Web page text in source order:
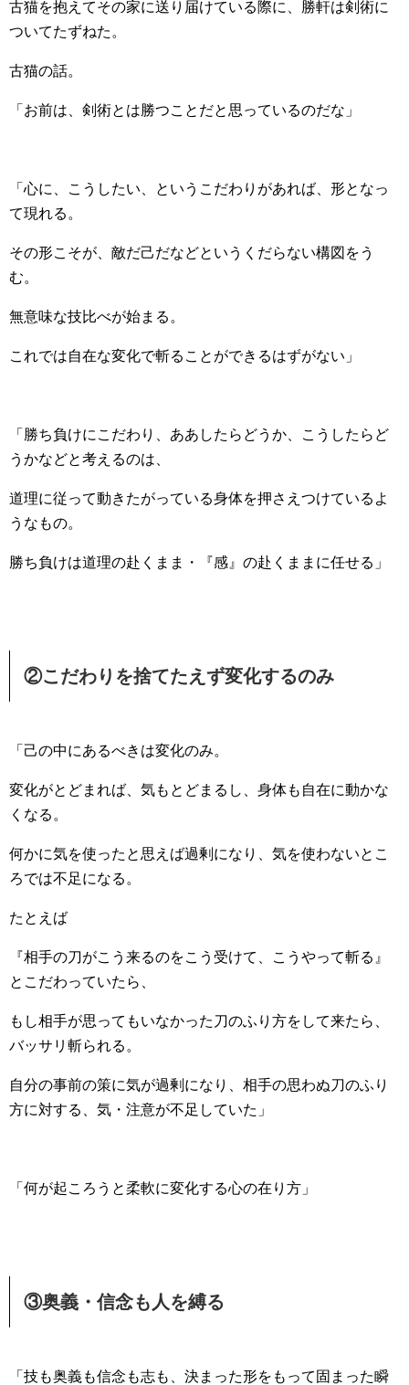
古猫を抱えてその家に送り届けている際に、勝軒は剣術に
ついてたずねた。
古猫の話。
「お前は、剣術とは勝つことだと思っているのだな」
「心に、こうしたい、というこだわりがあれば、形となっ
て現れる。
その形こそが、敵だ己だなどというくだらない構図をう
む。
無意味な技比べが始まる。
これでは自在な変化で斬ることができるはずがない」
「勝ち負けにこだわり、ああしたらどうか、こうしたらど
うかなどと考えるのは、
道理に従って動きたがっている身体を押さえつけているよ
うなもの。
勝ち負けは道理の赴くまま・『感』の赴くままに任せる」
②こだわりを捨てたえず変化するのみ
「己の中にあるべきは変化のみ。
変化がとどまれば、気もとどまるし、身体も自在に動かな
くなる。
何かに気を使ったと思えば過剰になり、気を使わないとこ
ろでは不足になる。
たとえば
『相手の刀がこう来るのをこう受けて、こうやって斬る』
とこだわっていたら、
もし相手が思ってもいなかった刀のふり方をして来たら、
バッサリ斬られる。
自分の事前の策に気が過剰になり、相手の思わぬ刀のふり
方に対する、気・注意が不足していた」
「何が起ころうと柔軟に変化する心の在り方」
③奥義・信念も人を縛る
「技も奥義も信念も志も、決まった形をもって固まった瞬